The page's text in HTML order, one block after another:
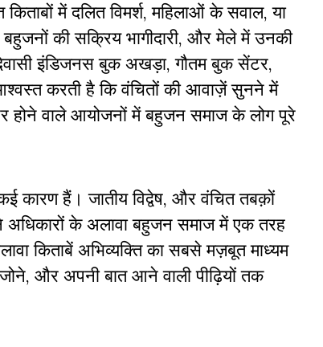
में दलित विमर्श, महिलाओं के सवाल, या
की सक्रिय भागीदारी, और मेले में उनकी
इंडिजनस बुक अखड़ा, गौतम बुक सेंटर,
करती है कि वंचितों की आवाज़ें सुनने में
होने वाले आयोजनों में बहुजन समाज के लोग पूरे
कारण हैं। जातीय विद्वेष, और वंचित तबक़ों
अधिकारों के अलावा बहुजन समाज में एक तरह
किताबें अभिव्यक्ति का सबसे मज़बूत माध्यम
और अपनी बात आने वाली पीढ़ियों तक